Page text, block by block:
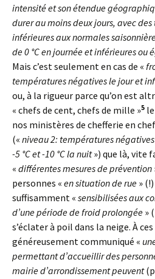
intensité et son étendue
durer au moins deux jours, avec
inférieures aux normales
de 0 °C en journée et inférieures ou
Mais c’est seulement en cas de «
températures négatives le jour et
ou, à la rigueur parce qu’on est
« chefs de cent, chefs de mille »5
nos ministères de chefferie en
(« niveau 2: températures
-5 °C et -10 °C la nuit») que là, vite
« différentes mesures de prévention
personnes « en situation de rue »
suffisamment « sensibiliséesaux
d’une période de froid prolongée »
s’éclater à poil dans la neige. À
généreusement communiqué «
permettant d’accueillir des
mairie d’arrondissement peuvent